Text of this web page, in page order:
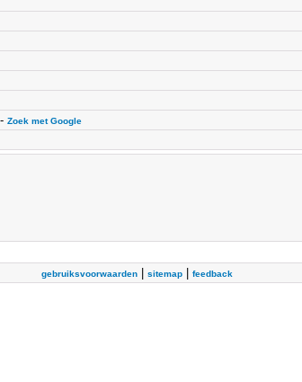
Zoek met Google
gebruiksvoorwaarden| sitemap| feedback